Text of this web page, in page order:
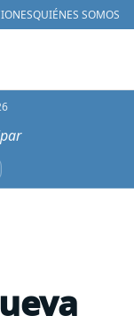
QUIÉNES SOMOS